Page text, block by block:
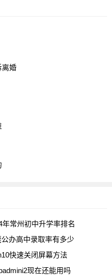
离婚
常州初中升学率排名
办高中录取率有多少
快速关闭屏幕方法
现在还能用吗